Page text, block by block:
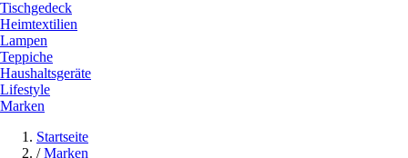
Tischgedeck
Heimtextilien
Lampen
Teppiche
Haushaltsgeräte
Lifestyle
Marken
Startseite
/ Marken